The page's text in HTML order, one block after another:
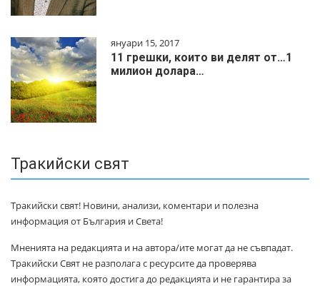
януари 15, 2017
11 грешки, които ви делят от…1
милиoн дoлapa…
Тракийски свят
Тракийски свят! Новини, анализи, коментари и полезна
информация от България и Света!
Мненията на редакцията и на автора/ите могат да не съвпадат.
Тракийски Свят не разполага с ресурсите да проверява
информацията, която достига до редакцията и не гарантира за